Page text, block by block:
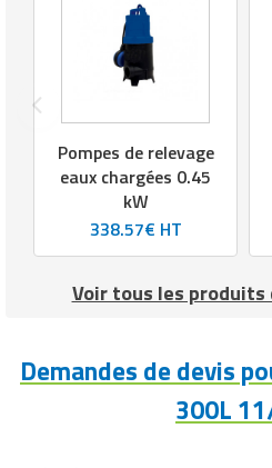
Pompes de relevage
eaux chargées 0.45
kW
338.57€ HT
Voir tous les
Demandes de devis
300L